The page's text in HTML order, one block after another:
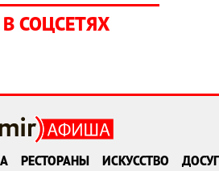
СОЦСЕТЯХ
РЕСТОРАНЫ ИСКУССТВО ДОСУГ